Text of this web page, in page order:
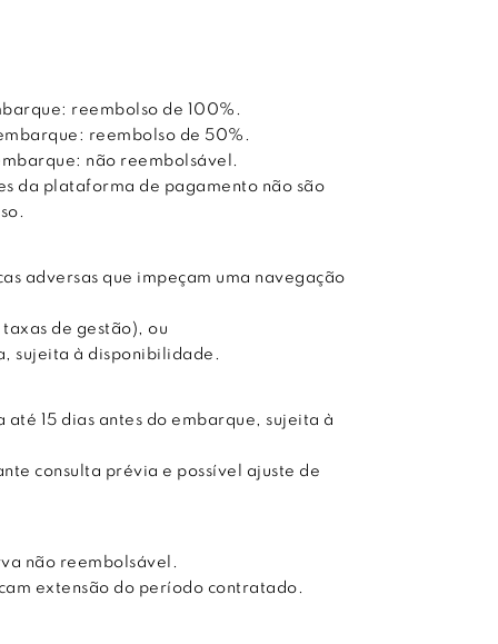
reembolso de 100%.
reembolso de 50%.
não reembolsável.
da plataforma de pagamento não são
adversas que impeçam uma navegação
de gestão), ou
sujeita à disponibilidade.
15 dias antes do embarque, sujeita à
consulta prévia e possível ajuste de
não reembolsável.
extensão do período contratado.